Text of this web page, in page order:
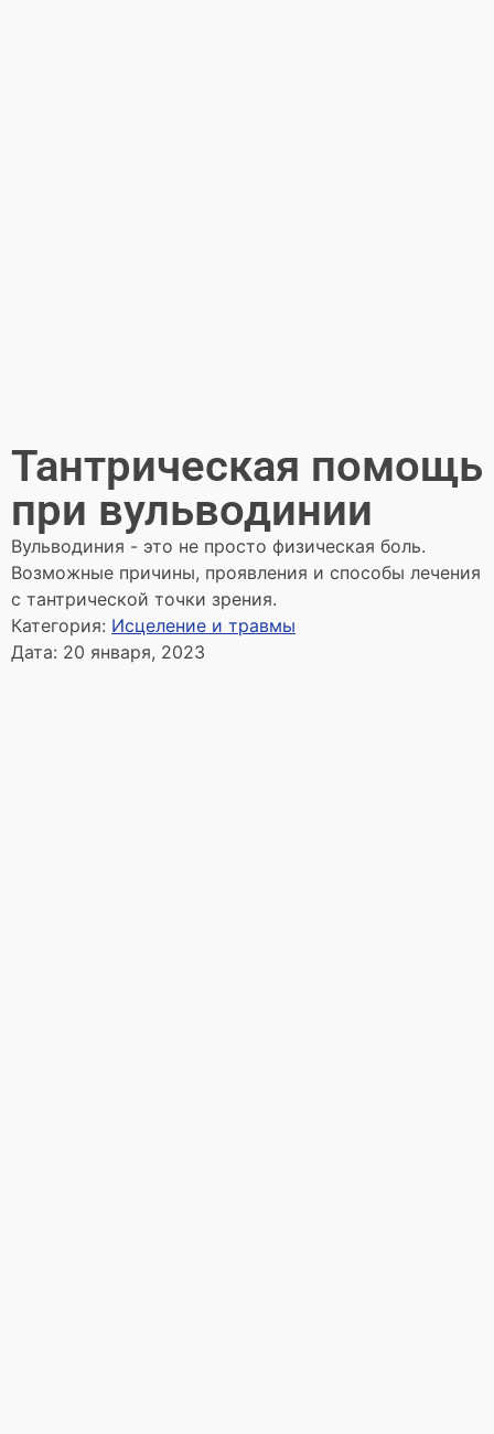
Тантрическая помощь
при вульводинии
Вульводиния - это не просто физическая боль.
Возможные причины, проявления и способы лечения
с тантрической точки зрения.
Категория: Исцеление и травмы
Дата: 20 января, 2023